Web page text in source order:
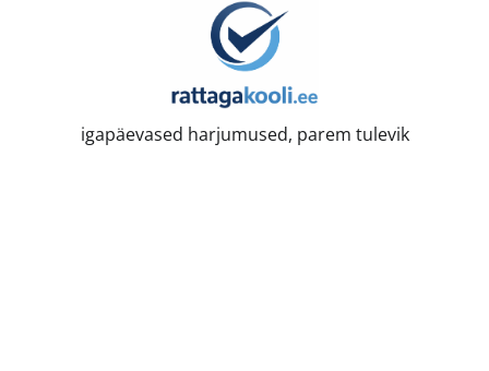
igapäevased harjumused, parem tulevik